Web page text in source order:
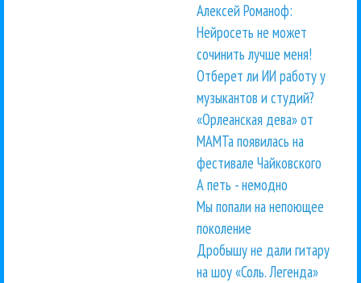
Алексей Романоф:
Нейросеть не может
сочинить лучше меня!
Отберет ли ИИ работу у
музыкантов и студий?
«Орлеанская дева» от
МАМТа появилась на
фестивале Чайковского
А петь - немодно
Мы попали на непоющее
поколение
Дробышу не дали гитару
на шоу «Соль. Легенда»